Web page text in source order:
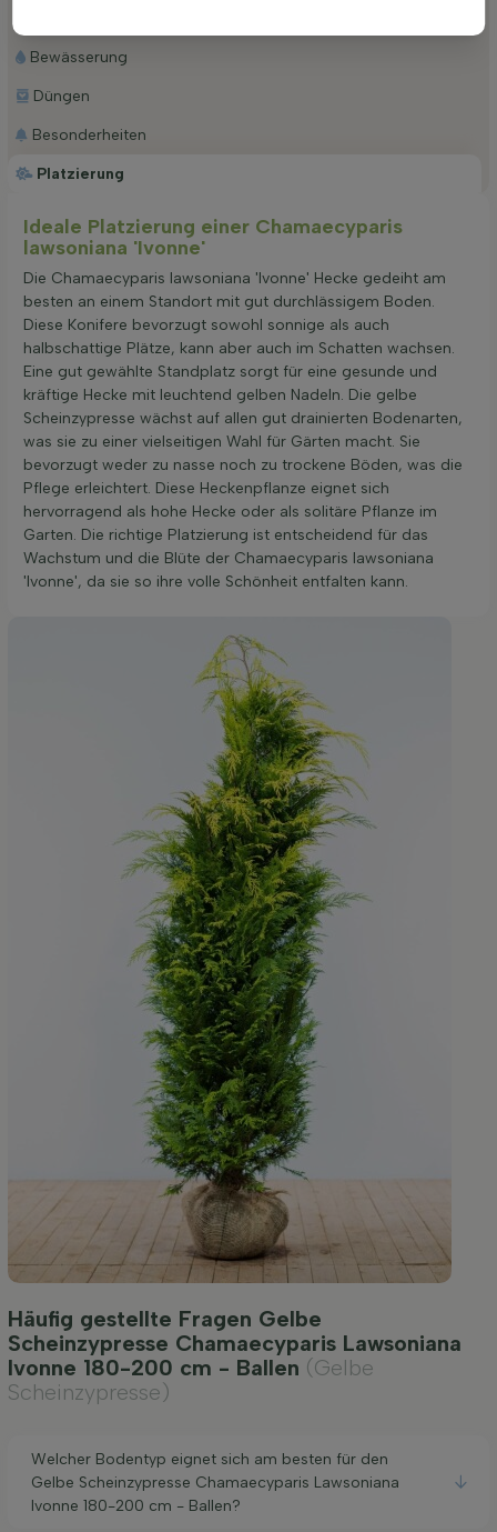
Platzierung
Bewässerung
Düngen
Besonderheiten
Ideale Platzierung einer Chamaecyparis
lawsoniana 'Ivonne'
Die Chamaecyparis lawsoniana 'Ivonne' Hecke gedeiht am
besten an einem Standort mit gut durchlässigem Boden.
Diese Konifere bevorzugt sowohl sonnige als auch
halbschattige Plätze, kann aber auch im Schatten wachsen.
Eine gut gewählte Standplatz sorgt für eine gesunde und
kräftige Hecke mit leuchtend gelben Nadeln. Die gelbe
Scheinzypresse wächst auf allen gut drainierten Bodenarten,
was sie zu einer vielseitigen Wahl für Gärten macht. Sie
bevorzugt weder zu nasse noch zu trockene Böden, was die
Pflege erleichtert. Diese Heckenpflanze eignet sich
hervorragend als hohe Hecke oder als solitäre Pflanze im
Garten. Die richtige Platzierung ist entscheidend für das
Wachstum und die Blüte der Chamaecyparis lawsoniana
'Ivonne', da sie so ihre volle Schönheit entfalten kann.
Häufig gestellte Fragen Gelbe
Scheinzypresse Chamaecyparis Lawsoniana
Ivonne 180-200 cm - Ballen (Gelbe
Scheinzypresse)
Welcher Bodentyp eignet sich am besten für den
Gelbe Scheinzypresse Chamaecyparis Lawsoniana
Ivonne 180-200 cm - Ballen?